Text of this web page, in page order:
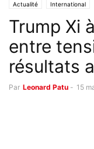
Actualité International
Trump Xi
entre
résultats
Par Leonard Patu - 15